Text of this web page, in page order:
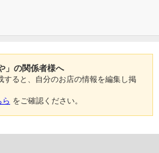
」の関係者様へ
すると、自分のお店の情報を編集し掲
ら をご確認ください。